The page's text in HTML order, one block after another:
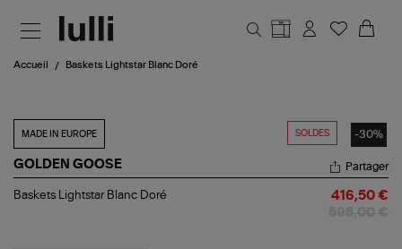
Accueil Baskets Lightstar Blanc Doré
SOLDES -30%
MADE IN EUROPE
GOLDEN GOOSE
Baskets
Partager
Baskets Lightstar Blanc Doré 416,50 €